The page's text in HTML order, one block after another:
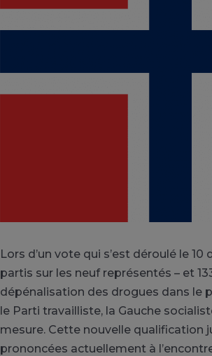
Lors d’un vote qui s’est déroulé le
partis sur les neuf représentés – et
dépénalisation des drogues dans le
le Parti travailliste, la Gauche
mesure. Cette nouvelle qualification
prononcées actuellement à